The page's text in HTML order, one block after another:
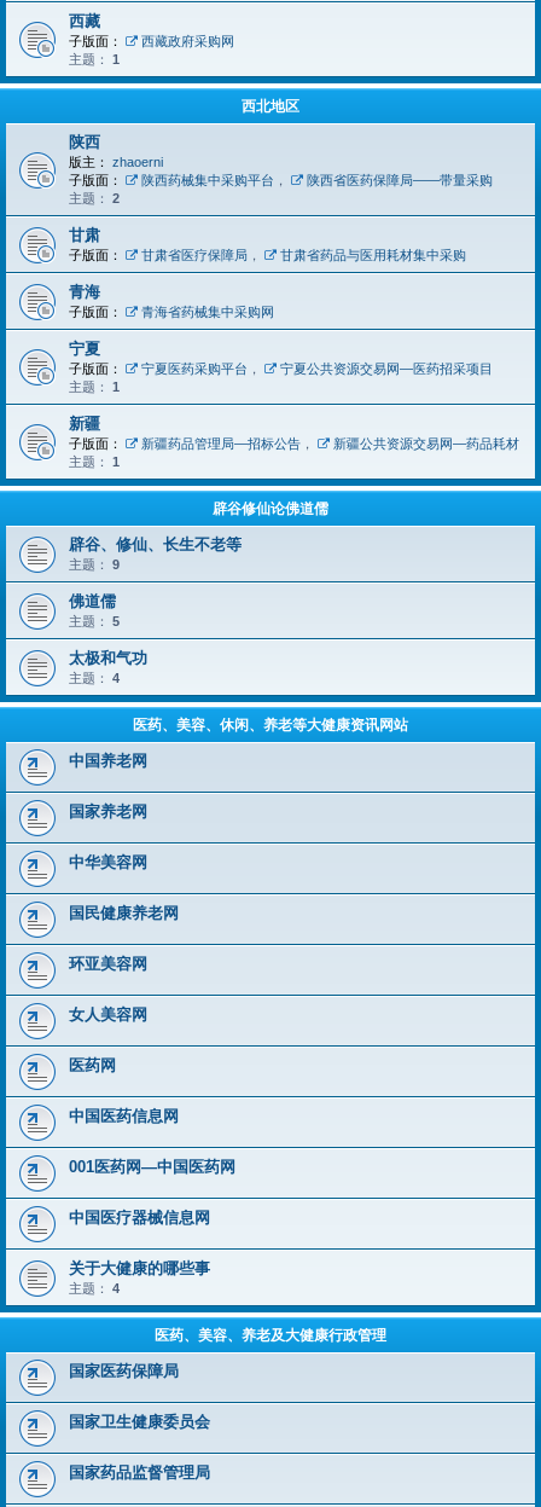
西藏
子版面：
西藏政府采购网
主题： 1
西北地区
陕西
版主：
zhaoerni
子版面：
陕西药械集中采购平台 ，
陕西省医药保障局——带量采购
主题： 2
甘肃
子版面： 甘肃省医疗保障局， 甘肃省药品与医用耗材集中采购
青海
子版面： 青海省药械集中采购网
宁夏
子版面： 宁夏医药采购平台 ，
宁夏公共资源交易网—医药招采项目
主题： 1
新疆
子版面： 新疆药品管理局—招标公告，
新疆公共资源交易网—药品耗材
主题： 1
辟谷修仙论佛道儒
辟谷、修仙、长生不老等
主题： 9
佛道儒
主题： 5
太极和气功
主题： 4
医药、美容、休闲、养老等大健康资讯网站
中国养老网
国家养老网
中华美容网
国民健康养老网
环亚美容网
女人美容网
医药网
中国医药信息网
001医药网—中国医药网
中国医疗器械信息网
关于大健康的哪些事
主题： 4
医药、美容、养老及大健康行政管理
国家医药保障局
国家卫生健康委员会
国家药品监督管理局